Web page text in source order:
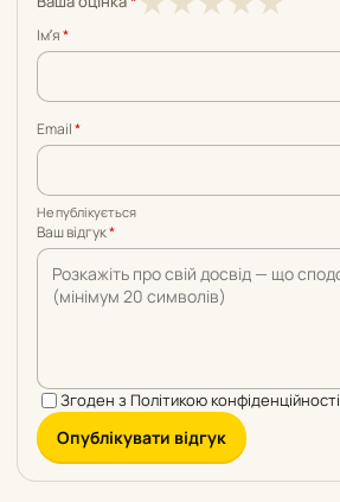
5
5
5
5
5
Імʼя*
Email*
Не публікується
Ваш відгук*
Згоден з Політикою конфіденційності
Опублікувати відгук